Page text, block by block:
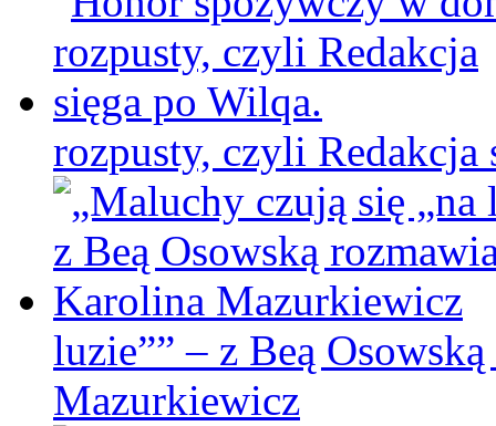
rozpusty, czyli Redakcja
luzie”” – z Beą
Mazurkiewicz